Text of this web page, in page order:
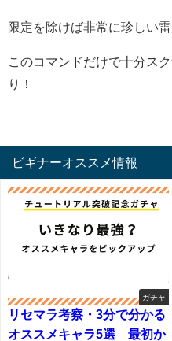
限定を除けば非常に珍しい
このコマンドだけで十分ス
り！
ビギナーオススメ情報
ガチャ
リセマラ考察・3分で分かる
オススメキャラ5選 最初か